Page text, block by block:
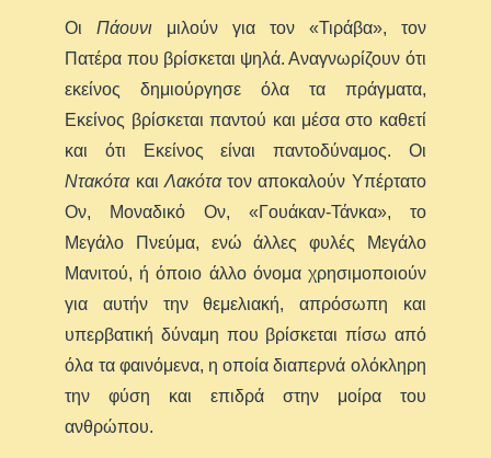
ΟιΠάουνι μιλούν για τον «Τιράβα», τον
Πατέρα που βρίσκεται ψηλά. Αναγνωρίζουν ότι
εκείνος δημιούργησε όλα τα πράγματα,
Εκείνος βρίσκεται παντού και μέσα στο καθετί
και ότι Εκείνος είναι παντοδύναμος. Οι
Ντακότακαι Λακότατον αποκαλούν Υπέρτατο
Ον, Μοναδικό Ον, «Γουάκαν-Τάνκα», το
Μεγάλο Πνεύμα, ενώ άλλες φυλές Μεγάλο
Μανιτού, ή όποιο άλλο όνομα χρησιμοποιούν
για αυτήν την θεμελιακή, απρόσωπη και
υπερβατική δύναμη που βρίσκεται πίσω από
όλα τα φαινόμενα, η οποία διαπερνά ολόκληρη
την φύση και επιδρά στην μοίρα του
ανθρώπου.